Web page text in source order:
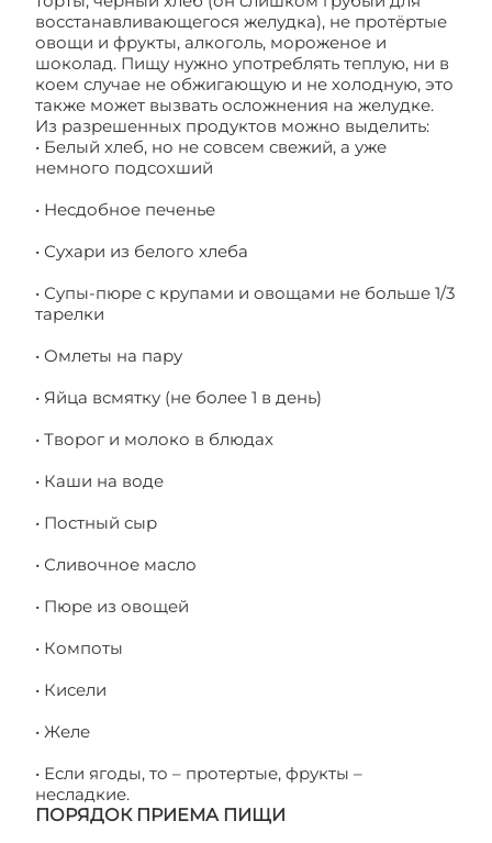
восстанавливающегося желудка), не протёртые
овощи и фрукты, алкоголь, мороженое и
шоколад. Пищу нужно употреблять теплую, ни в
коем случае не обжигающую и не холодную, это
также может вызвать осложнения на желудке.
Из разрешенных продуктов можно выделить:
• Белый хлеб, но не совсем свежий, а уже
немного подсохший
• Несдобное печенье
• Сухари из белого хлеба
• Супы-пюре с крупами и овощами не больше 1/3
тарелки
• Омлеты на пару
• Яйца всмятку (не более 1 в день)
• Творог и молоко в блюдах
• Каши на воде
• Постный сыр
• Сливочное масло
• Пюре из овощей
• Компоты
• Кисели
• Желе
• Если ягоды, то – протертые, фрукты –
несладкие.
ПОРЯДОК ПРИЕМА ПИЩИ